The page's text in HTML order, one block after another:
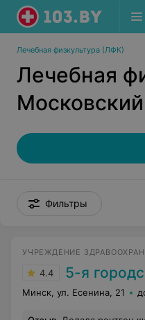
Лечебная физкультура (ЛФК)
Лечебная
Фильтры
УЧРЕЖДЕНИЕ
4.4 5-я
Минск, ул. Есенина, 21